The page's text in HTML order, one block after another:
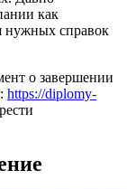
как
нужных справок
о завершении
https://diplomy-